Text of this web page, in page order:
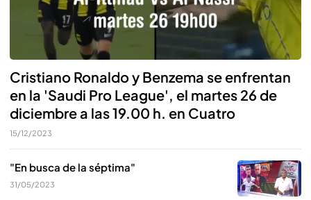
Cristiano Ronaldo y Benzema se enfrentan
en la 'Saudi Pro League', el martes 26 de
diciembre a las 19.00 h. en Cuatro
15/12/2023
"En busca de la séptima"
31/05/2023